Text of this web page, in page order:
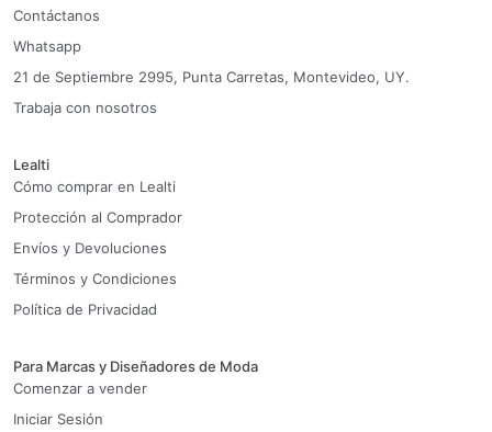
Contáctanos
Whatsapp
21 de Septiembre 2995, Punta Carretas, Montevideo, UY.
Trabaja con nosotros
Lealti
Cómo comprar en Lealti
Protección al Comprador
Envíos y Devoluciones
Términos y Condiciones
Política de Privacidad
Para Marcas y Diseñadores de Moda
Comenzar a vender
Iniciar Sesión